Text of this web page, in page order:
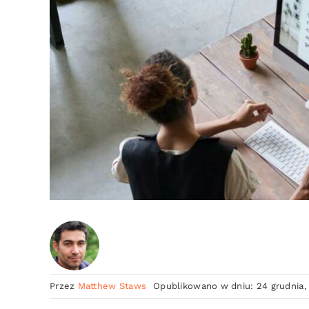
Przez Matthew Staws Opublikowano w dniu: 24 grudnia,